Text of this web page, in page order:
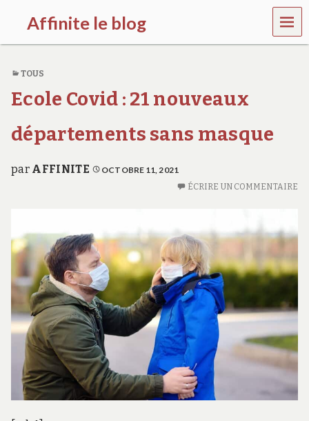
Affinite le blog
e
p
l
u
s
i
MEN
U
TOUS
Ecole Covid : 21 nouveaux
départements sans masque
par AFFINITE OCTOBRE 11, 2021
ÉCRIRE UN COMMENTAIRE